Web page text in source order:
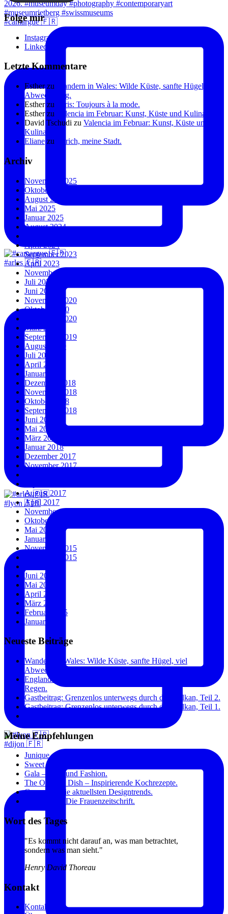
#camargue 🇫🇷
#arles 🇫🇷
#lyon 🇫🇷
#dijon 🇫🇷
Folge mir
Instagram
Linkedin
Letzte Kommentare
Estherzu
Wandern in Wales: Wilde Küste, sanfte Hügel, viel
Abwechslung.
Estherzu
Paris: Toujours à la mode.
Estherzu
Valencia im Februar: Kunst, Küste und Kulinarik.
David Tschudi zu Valencia im Februar: Kunst, Küste und
Kulinarik.
Eliane zu Zürich, meine Stadt.
Archiv
November 2025
Oktober 2025
August 2025
Mai 2025
Januar 2025
August 2024
April 2024
September 2023
April 2023
November 2022
Juli 2022
Juni 2022
November 2020
Oktober 2020
September 2020
März 2020
September 2019
August 2019
Juli 2019
April 2019
Januar 2019
Dezember 2018
November 2018
Oktober 2018
September 2018
Juni 2018
Mai 2018
März 2018
Januar 2018
Dezember 2017
November 2017
August 2017
April 2017
November 2016
Oktober 2016
Mai 2016
Januar 2016
November 2015
September 2015
Juni 2015
Mai 2015
April 2015
März 2015
Februar 2015
Januar 2015
Neueste Beiträge
Wandern in Wales: Wilde Küste, sanfte Hügel, viel
Abwechslung.
England und Wales: Städte, Küste und überraschend wenig
Regen.
Gastbeitrag: Grenzenlos unterwegs durch den Balkan, Teil 2.
Gastbeitrag: Grenzenlos unterwegs durch den Balkan, Teil 1.
Meine Empfehlungen
Junique – Kunst für zuhause.
Sweet Home – Blog über das Wohnen, Essen und Sein.
Gala – Stars und Fashion.
The Original Dish – Inspirierende Kochrezepte.
Connox – Die aktuellsten Designtrends.
Annabelle – Die Frauenzeitschrift.
Wort des Tages
"Es kommt nicht darauf an, was man betrachtet,
sondern was man sieht."
Henry David Thoreau
Kontakt
Kontakt